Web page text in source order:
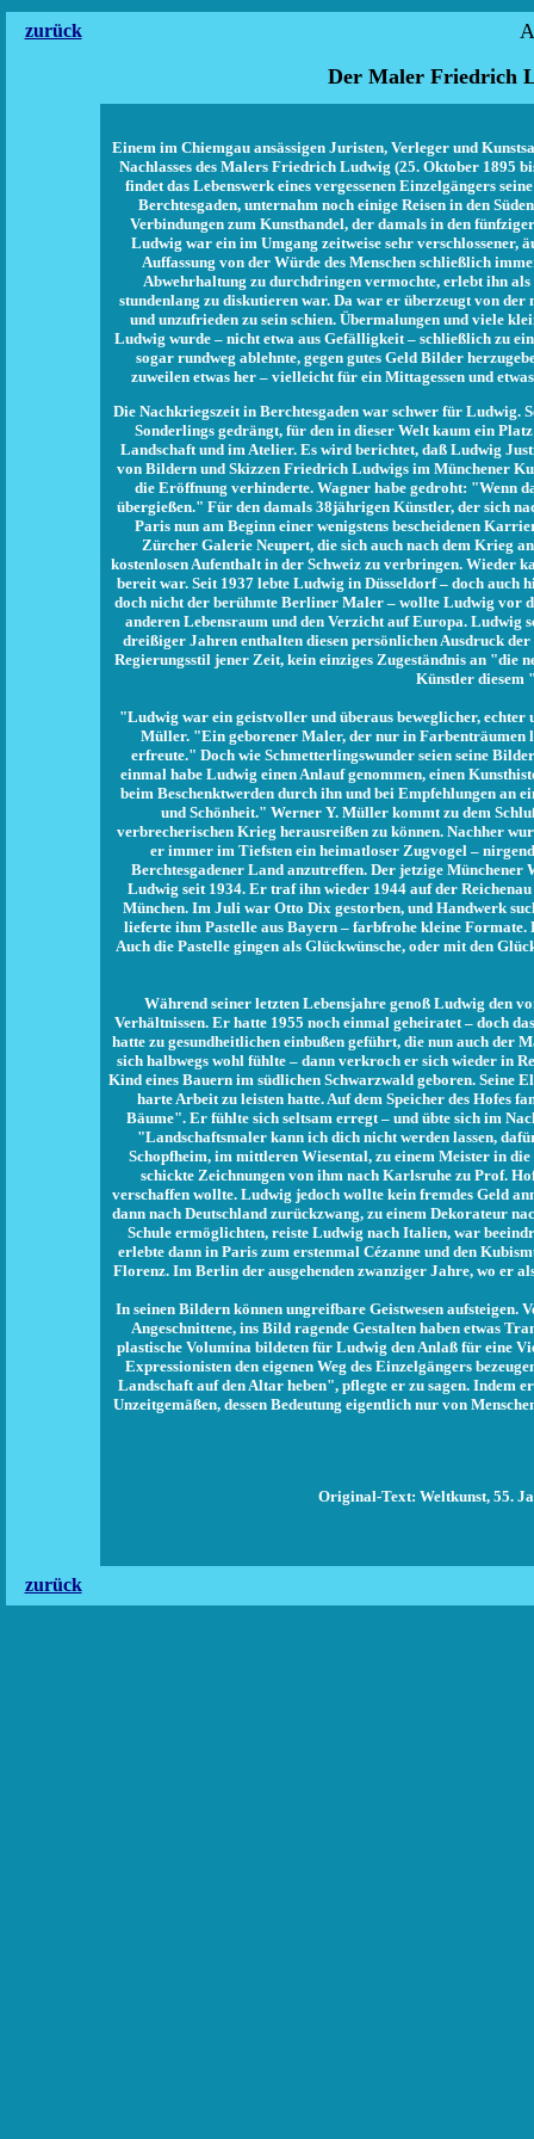
zurück
Der Maler Friedrich
Einem im Chiemgau ansässigen Juristen, Verleger und
Nachlasses des Malers Friedrich Ludwig (25. Oktober 1895
findet das Lebenswerk eines vergessenen Einzelgängers
Berchtesgaden, unternahm noch einige Reisen in den
Verbindungen zum Kunsthandel, der damals in den
Ludwig war ein im Umgang zeitweise sehr verschlossener,
Auffassung von der Würde des Menschen schließlich
Abwehrhaltung zu durchdringen vermochte, erlebt ihn
stundenlang zu diskutieren war. Da war er überzeugt von
und unzufrieden zu sein schien. Übermalungen und viele
Ludwig wurde – nicht etwa aus Gefälligkeit – schließlich zu
sogar rundweg ablehnte, gegen gutes Geld Bilder
zuweilen etwas her – vielleicht für ein Mittagessen und
Die Nachkriegszeit in Berchtesgaden war schwer für Ludwig.
Sonderlings gedrängt, für den in dieser Welt kaum ein
Landschaft und im Atelier. Es wird berichtet, daß Ludwig
von Bildern und Skizzen Friedrich Ludwigs im Münchener
die Eröffnung verhinderte. Wagner habe gedroht: "Wenn
übergießen." Für den damals 38jährigen Künstler, der sich
Paris nun am Beginn einer wenigstens bescheidenen
Zürcher Galerie Neupert, die sich auch nach dem Krieg
kostenlosen Aufenthalt in der Schweiz zu verbringen. Wieder
bereit war. Seit 1937 lebte Ludwig in Düsseldorf – doch
doch nicht der berühmte Berliner Maler – wollte Ludwig vor
anderen Lebensraum und den Verzicht auf Europa. Ludwig
dreißiger Jahren enthalten diesen persönlichen Ausdruck
Regierungsstil jener Zeit, kein einziges Zugeständnis an "die
Künstler diesem
"Ludwig war ein geistvoller und überaus beweglicher,
Müller. "Ein geborener Maler, der nur in Farbenträumen
erfreute." Doch wie Schmetterlingswunder seien seine
einmal habe Ludwig einen Anlauf genommen, einen
beim Beschenktwerden durch ihn und bei Empfehlungen an
und Schönheit." Werner Y. Müller kommt zu dem
verbrecherischen Krieg herausreißen zu können. Nachher
er immer im Tiefsten ein heimatloser Zugvogel –
Berchtesgadener Land anzutreffen. Der jetzige
Ludwig seit 1934. Er traf ihn wieder 1944 auf der
München. Im Juli war Otto Dix gestorben, und Handwerk
lieferte ihm Pastelle aus Bayern – farbfrohe kleine
Auch die Pastelle gingen als Glückwünsche, oder mit den
Während seiner letzten Lebensjahre genoß Ludwig den
Verhältnissen. Er hatte 1955 noch einmal geheiratet – doch
hatte zu gesundheitlichen einbußen geführt, die nun auch der
sich halbwegs wohl fühlte – dann verkroch er sich wieder in
Kind eines Bauern im südlichen Schwarzwald geboren. Seine
harte Arbeit zu leisten hatte. Auf dem Speicher des Hofes
Bäume". Er fühlte sich seltsam erregt – und übte sich im
"Landschaftsmaler kann ich dich nicht werden lassen,
Schopfheim, im mittleren Wiesental, zu einem Meister in
schickte Zeichnungen von ihm nach Karlsruhe zu Prof.
verschaffen wollte. Ludwig jedoch wollte kein fremdes Geld
dann nach Deutschland zurückzwang, zu einem Dekorateur
Schule ermöglichten, reiste Ludwig nach Italien, war
erlebte dann in Paris zum erstenmal Cézanne und den
Florenz. Im Berlin der ausgehenden zwanziger Jahre, wo er
In seinen Bildern können ungreifbare Geistwesen aufsteigen.
Angeschnittene, ins Bild ragende Gestalten haben etwas
plastische Volumina bildeten für Ludwig den Anlaß für eine
Expressionisten den eigenen Weg des Einzelgängers
Landschaft auf den Altar heben", pflegte er zu sagen. Indem
Unzeitgemäßen, dessen Bedeutung eigentlich nur von
Original-Text: Weltkunst, 55.
zurück